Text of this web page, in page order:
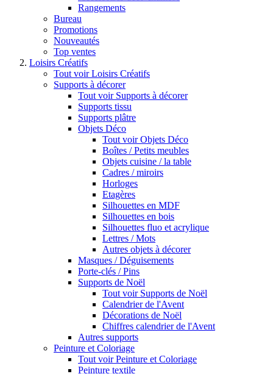
Rangements
Bureau
Promotions
Nouveautés
Top ventes
Loisirs Créatifs
Tout voir Loisirs Créatifs
Supports à décorer
Tout voir Supports à décorer
Supports tissu
Supports plâtre
Objets Déco
Tout voir Objets Déco
Boîtes / Petits meubles
Objets cuisine / la table
Cadres / miroirs
Horloges
Etagères
Silhouettes en MDF
Silhouettes en bois
Silhouettes fluo et acrylique
Lettres / Mots
Autres objets à décorer
Masques / Déguisements
Porte-clés / Pins
Supports de Noël
Tout voir Supports de Noël
Calendrier de l'Avent
Décorations de Noël
Chiffres calendrier de l'Avent
Autres supports
Peinture et Coloriage
Tout voir Peinture et Coloriage
Peinture textile